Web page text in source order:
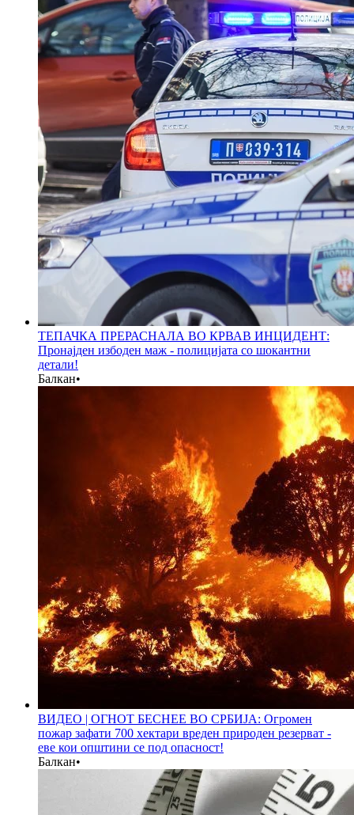
ТЕПАЧКА ПРЕРАСНАЛА ВО КРВАВ ИНЦИДЕНТ:
Пронајден избоден маж - полицијата со шокантни
детали!
Балкан•
ВИДЕО | ОГНОТ БЕСНЕЕ ВО СРБИЈА: Огромен
пожар зафати 700 хектари вреден природен резерват -
еве кои општини се под опасност!
Балкан•